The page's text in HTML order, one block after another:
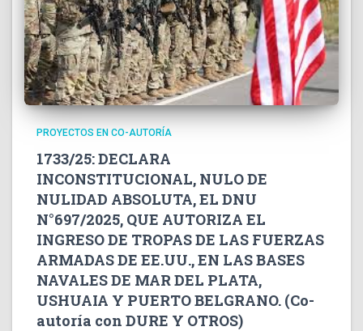
PROYECTOS EN CO-AUTORÍA
1733/25: DECLARA
INCONSTITUCIONAL, NULO DE
NULIDAD ABSOLUTA, EL DNU
N°697/2025, QUE AUTORIZA EL
INGRESO DE TROPAS DE LAS FUERZAS
ARMADAS DE EE.UU., EN LAS BASES
NAVALES DE MAR DEL PLATA,
USHUAIA Y PUERTO BELGRANO. (Co-
autoría con DURE Y OTROS)